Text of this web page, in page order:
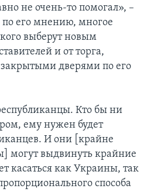
не очень-то помогал», –
по его мнению, многое
кого выберут новым
и от торга,
дверями по его
Кто бы ни
ему нужен будет
И они [крайне
могут выдвинуть крайние
касаться как Украины, так
способа